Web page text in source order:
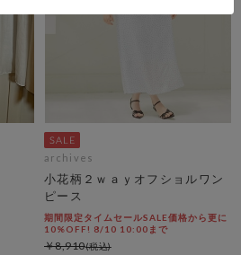
archives
小花柄２ｗａｙオフショルワン
ピース
期間限定タイムセールSALE価格から更に
10%OFF! 8/10 10:00まで
￥8,910